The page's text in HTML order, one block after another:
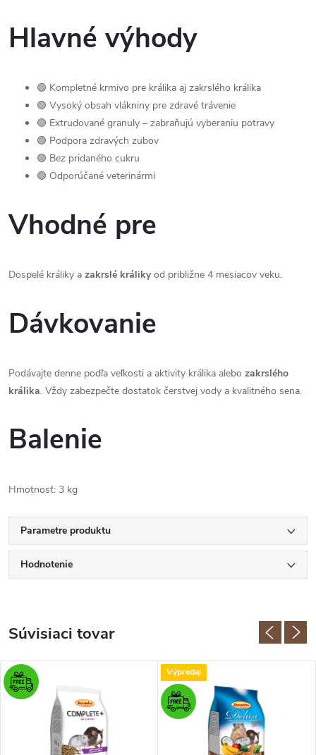
Hlavné výhody
🟢 Kompletné krmivo pre králika aj zakrslého králika
🟢 Vysoký obsah vlákniny pre zdravé trávenie
🟢 Extrudované granuly – zabraňujú vyberaniu potravy
🟢 Podpora zdravých zubov
🟢 Bez pridaného cukru
🟢 Odporúčané veterinármi
Vhodné pre
Dospelé králiky a zakrslé králikyod približne 4 mesiacov veku.
Dávkovanie
Podávajte denne podľa veľkosti a aktivity králika alebo zakrslého
králika. Vždy zabezpečte dostatok čerstvej vody a kvalitného sena.
Balenie
Hmotnosť: 3 kg
Parametre produktu
Hodnotenie
Súvisiaci tovar
Výpredaj